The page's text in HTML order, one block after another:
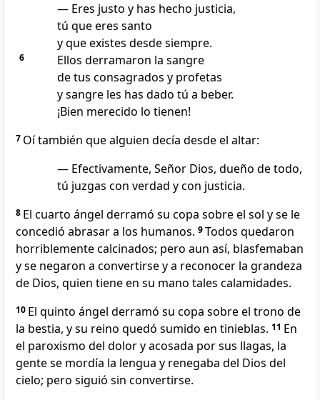
— Eres justo y has hecho justicia,
tú que eres santo
y que existes desde siempre.
6
Ellos derramaron la sangre
de tus consagrados y profetas
y sangre les has dado tú a beber.
¡Bien merecido lo tienen!
7 Oí también que alguien decía desde el altar:
— Efectivamente, Señor Dios, dueño de todo,
tú juzgas con verdad y con justicia.
8 El cuarto ángel derramó su copa sobre el sol y se le
concedió abrasar a los humanos. 9Todos quedaron
horriblemente calcinados; pero aun así, blasfemaban
y se negaron a convertirse y a reconocer la grandeza
de Dios, quien tiene en su mano tales calamidades.
10 El quinto ángel derramó su copa sobre el trono de
la bestia, y su reino quedó sumido en tinieblas. 11 En
el paroxismo del dolor y acosada por sus llagas, la
gente se mordía la lengua y renegaba del Dios del
cielo; pero siguió sin convertirse.